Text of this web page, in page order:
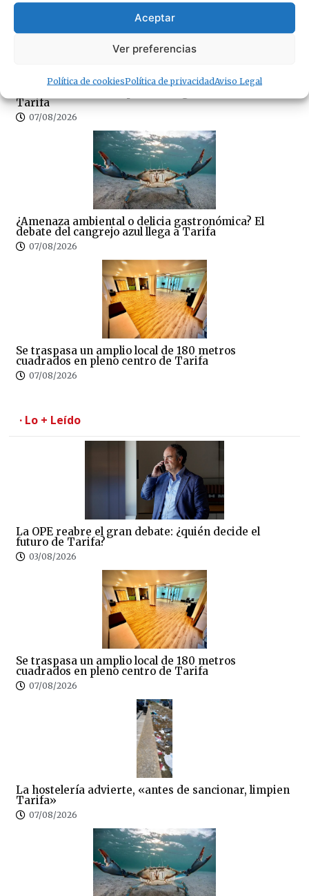
Aceptar
Ver preferencias
Política de cookiesPolítica de privacidadAviso Legal
Sin correos, sin Registro Civil y sin expedientes:
Tarifa
07/08/2026
¿Amenaza ambiental o delicia gastronómica? El
debate del cangrejo azul llega a Tarifa
07/08/2026
Se traspasa un amplio local de 180 metros
cuadrados en pleno centro de Tarifa
07/08/2026
· Lo + Leído
La OPE reabre el gran debate: ¿quién decide el
futuro de Tarifa?
03/08/2026
Se traspasa un amplio local de 180 metros
cuadrados en pleno centro de Tarifa
07/08/2026
La hostelería advierte, «antes de sancionar, limpien
Tarifa»
07/08/2026